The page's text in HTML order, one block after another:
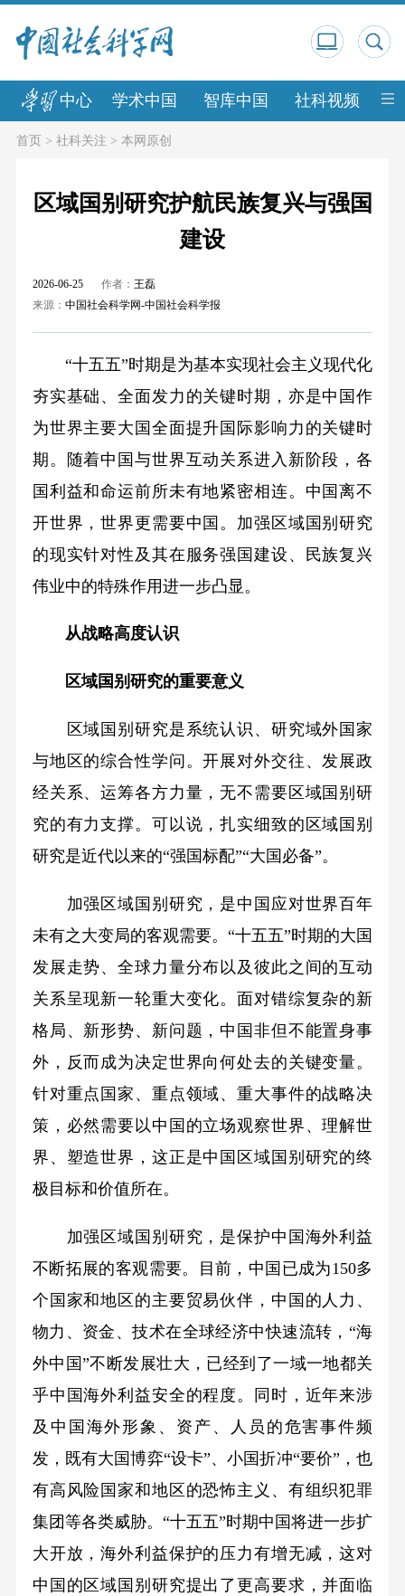
中心 学术中国 智库中国 社科视频 中
首页> 社科关注 > 本网原创
区域国别研究护航民族复兴与强国
建设
2026-06-25 作者： 王磊
来源： 中国社会科学网-中国社会科学报
“十五五”时期是为基本实现社会主义现代化
夯实基础、全面发力的关键时期，亦是中国作
为世界主要大国全面提升国际影响力的关键时
期。随着中国与世界互动关系进入新阶段，各
国利益和命运前所未有地紧密相连。中国离不
开世界，世界更需要中国。加强区域国别研究
的现实针对性及其在服务强国建设、民族复兴
伟业中的特殊作用进一步凸显。
从战略高度认识
区域国别研究的重要意义
区域国别研究是系统认识、研究域外国家
与地区的综合性学问。开展对外交往、发展政
经关系、运筹各方力量，无不需要区域国别研
究的有力支撑。可以说，扎实细致的区域国别
研究是近代以来的“强国标配”“大国必备”。
加强区域国别研究，是中国应对世界百年
未有之大变局的客观需要。“十五五”时期的大国
发展走势、全球力量分布以及彼此之间的互动
关系呈现新一轮重大变化。面对错综复杂的新
格局、新形势、新问题，中国非但不能置身事
外，反而成为决定世界向何处去的关键变量。
针对重点国家、重点领域、重大事件的战略决
策，必然需要以中国的立场观察世界、理解世
界、塑造世界，这正是中国区域国别研究的终
极目标和价值所在。
加强区域国别研究，是保护中国海外利益
不断拓展的客观需要。目前，中国已成为150多
个国家和地区的主要贸易伙伴，中国的人力、
物力、资金、技术在全球经济中快速流转，“海
外中国”不断发展壮大，已经到了一域一地都关
乎中国海外利益安全的程度。同时，近年来涉
及中国海外形象、资产、人员的危害事件频
发，既有大国博弈“设卡”、小国折冲“要价”，也
有高风险国家和地区的恐怖主义、有组织犯罪
集团等各类威胁。“十五五”时期中国将进一步扩
大开放，海外利益保护的压力有增无减，这对
中国的区域国别研究提出了更高要求，并面临